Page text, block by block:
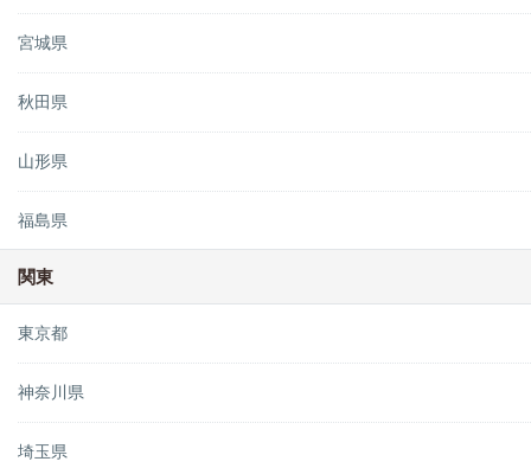
宮城県
秋田県
山形県
福島県
関東
東京都
神奈川県
埼玉県